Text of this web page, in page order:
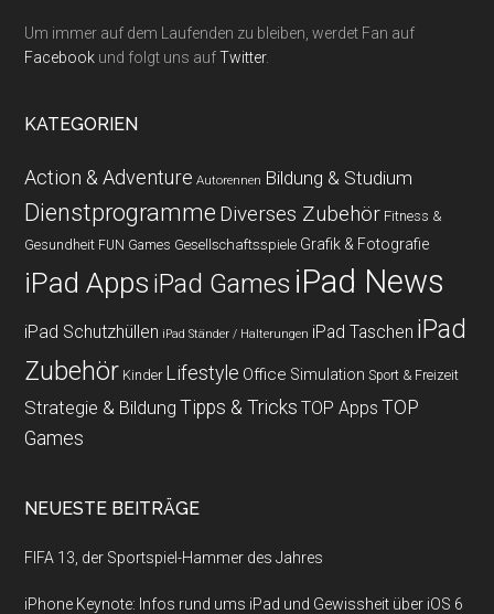
Um immer auf dem Laufenden zu bleiben, werdet Fan auf
Facebook und folgt uns aufTwitter.
KATEGORIEN
Action & Adventure Autorennen Bildung & Studium
Dienstprogramme Diverses Zubehör Fitness &
Gesundheit FUN Games Gesellschaftsspiele Grafik & Fotografie
iPad Apps iPad Games iPad News
iPad Schutzhüllen iPad Ständer / Halterungen iPad Taschen iPad
Zubehör Kinder Lifestyle Office Simulation Sport & Freizeit
Strategie & Bildung Tipps & Tricks TOP Apps TOP
Games
NEUESTE BEITRÄGE
FIFA 13, der Sportspiel-Hammer des Jahres
iPhone Keynote: Infos rund ums iPad und Gewissheit über iOS 6